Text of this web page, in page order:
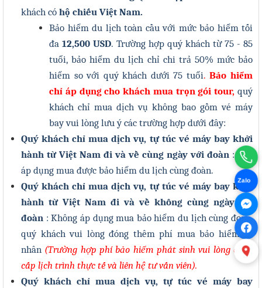
khách có hộ chiếu Việt Nam.
Bảo hiểm du lịch toàn cầu với mức bảo hiểm tối
đa 12,500 USD. Trường hợp quý khách từ 75 - 85
tuổi, bảo hiểm du lịch chỉ chi trả 50% mức bảo
hiểm so với quý khách dưới 75 tuổi. Bảo hiểm
chỉ áp dụng cho khách mua trọn gói tour, quý
khách chỉ mua dịch vụ không bao gồm vé máy
bay vui lòng lưu ý các trường hợp dưới đây:
Quý khách chỉ mua dịch vụ, tự túc vé máy bay khởi
hành từ Việt Nam đi và về cùng ngày với đoàn : Vẫn
áp dụng mua được bảo hiểm du lịch cùng đoàn.
Quý khách chỉ mua dịch vụ, tự túc vé máy bay khởi
hành từ Việt Nam đi và về không cùng ngày với
đoàn : Không áp dụng mua bảo hiểm du lịch cùng đoàn,
quý khách vui lòng đóng thêm phí mua bảo hiểm cá
nhân (Trường hợp phí bảo hiểm phát sinh vui lòng cung
cấp lịch trình thực tế và liên hệ tư vấn viên).
Quý khách chỉ mua dịch vụ, tự túc vé máy bay
Zalo